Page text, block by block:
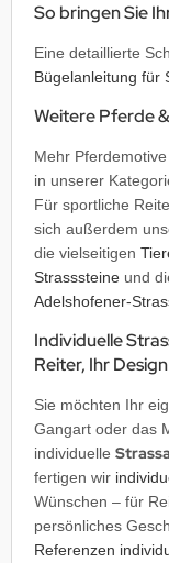
So bringen Sie
Eine detaillierte
Bügelanleitung für
Weitere Pferde
Mehr
in unserer
Für sportliche
sich außerdem
die vielseitigen
Strasssteine und
Adelshofener-
Individuelle
Reiter, Ihr Design
Sie möchten Ihr
Gangart oder das
individuelle
fertigen wir
Wünschen – für
persönliches
Referenzen